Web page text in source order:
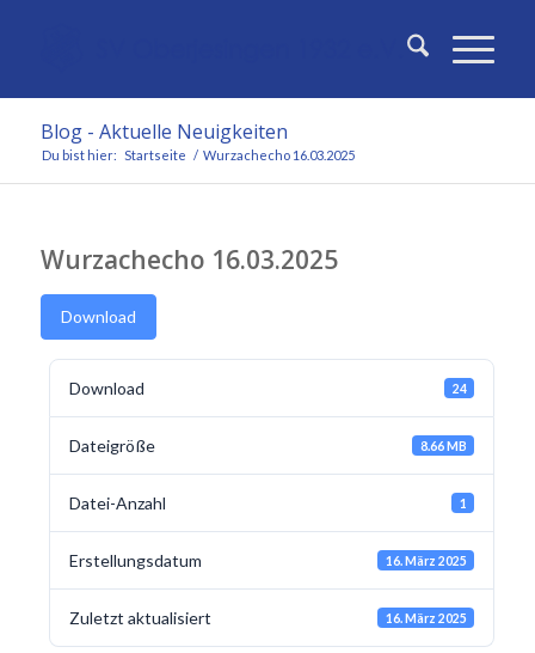
Blog - Aktuelle Neuigkeiten
Du bist hier: Startseite / Wurzachecho 16.03.2025
Wurzachecho 16.03.2025
Download
Download 24
Dateigröße 8.66 MB
Datei-Anzahl 1
Erstellungsdatum 16. März 2025
Zuletzt aktualisiert 16. März 2025